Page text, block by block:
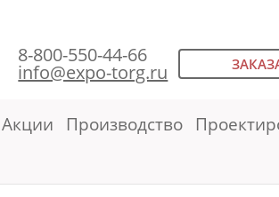
8-800-550-44-66
info@expo-torg.ru
Акции Производство